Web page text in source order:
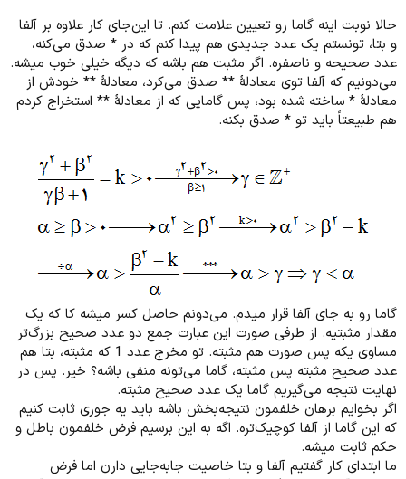
حالا نوبت اینه گاما رو تعیین علامت کنم. تا این‌جای کار علاوه بر آلفا
و بتا، تونستم یک عدد جدیدی هم پیدا کنم که در * صدق می‌کنه،
عدد صحیحه و ناصفره. اگر مثبت هم باشه که دیگه خیلی خوب میشه.
می‌دونیم که آلفا توی معادلۀ ** صدق می‌کرد، معادلۀ ** خودش از
معادلۀ * ساخته شده بود، پس گامایی که از معادلۀ ** استخراج کردم
هم طبیعتاً باید تو * صدق بکنه.
گاما رو به جای آلفا قرار میدم. می‌دونم حاصل کسر میشه کا که یک
مقدار مثبتیه. از طرفی صورت این عبارت جمع دو عدد صحیح بزرگ‌تر
مساوی یکه پس صورت هم مثبته. تو مخرج عدد 1 که مثبته، بتا هم
عدد صحیح مثبته پس مثبته، گاما می‌تونه منفی باشه؟ خیر. پس در
نهایت نتیجه می‌گیریم گاما یک عدد صحیح مثبته.
اگر بخوایم برهان خلفمون نتیجه‌بخش باشه باید یه جوری ثابت کنیم
که این گاما از آلفا کوچیک‌تره. اگه به این برسیم فرض خلفمون باطل و
حکم ثابت میشه.
ما ابتدای کار گفتیم آلفا و بتا خاصیت جابه‌جایی دارن اما فرض